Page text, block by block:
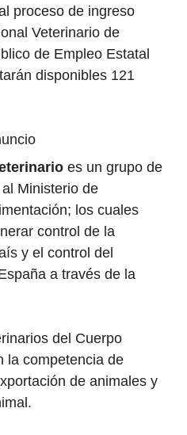
proceso de ingreso
Veterinario de
de Empleo Estatal
disponibles 121
es un grupo de
Ministerio de
los cuales
control de la
y el control del
a través de la
del Cuerpo
la competencia de
de animales y